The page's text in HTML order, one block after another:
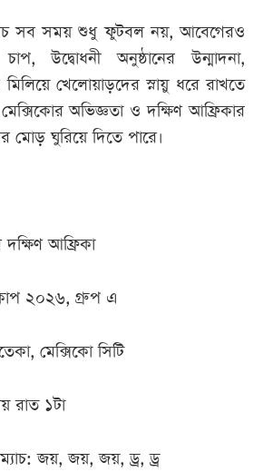
সব সময় শুধু ফুটবল নয়, আবেগেরও
চাপ, উদ্বোধনী অনুষ্ঠানের উন্মাদনা,
খেলোয়াড়দের স্নায়ু ধরে রাখতে
অভিজ্ঞতা ও দক্ষিণ আফ্রিকার
মোড় ঘুরিয়ে দিতে পারে।
দক্ষিণ আফ্রিকা
২০২৬, গ্রুপ এ
মেক্সিকো সিটি
রাত ১টা
জয়, জয়, জয়, ড্র, ড্র